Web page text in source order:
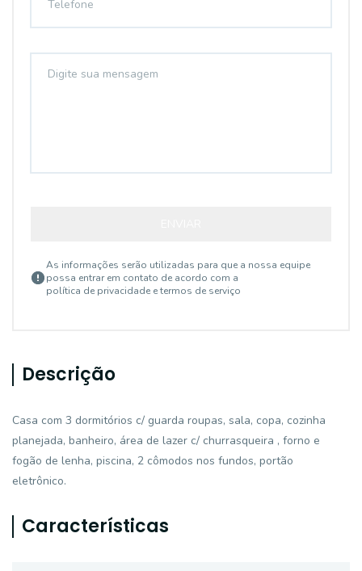
As informações serão utilizadas para que a nossa equipe
possa entrar em contato de acordo com a
política de privacidade e termos de serviço
Descrição
Casa com 3 dormitórios c/ guarda roupas, sala, copa, cozinha
planejada, banheiro, área de lazer c/ churrasqueira , forno e
fogão de lenha, piscina, 2 cômodos nos fundos, portão
eletrônico.
Características